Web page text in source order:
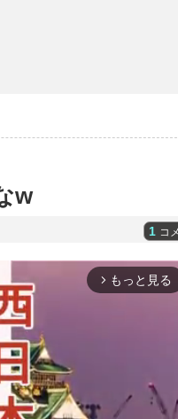
w
1 コメ
arrow_forward_ios もっと見る